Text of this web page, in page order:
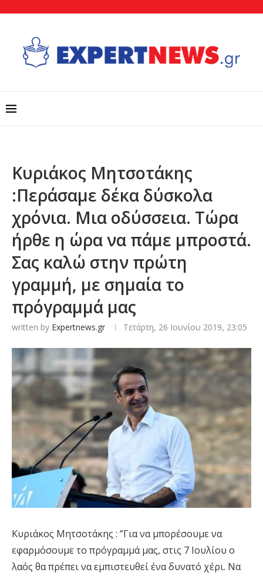
Κυριάκος Μητσοτάκης
:Περάσαμε δέκα δύσκολα
χρόνια. Μια οδύσσεια. Τώρα
ήρθε η ώρα να πάμε μπροστά.
Σας καλώ στην πρώτη
γραμμή, με σημαία το
πρόγραμμά μας
written by Expertnews.gr Τετάρτη, 26 Ιουνίου 2019, 23:05
Κυριάκος Μητσοτάκης : ”Για να μπορέσουμε να
εφαρμόσουμε το πρόγραμμά μας, στις 7 Ιουλίου ο
λαός θα πρέπει να εμπιστευθεί ένα δυνατό χέρι. Να